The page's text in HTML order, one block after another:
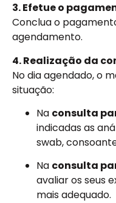
3. Efetue o
Conclua o
agendamento.
4. Realização da
No dia agendado, o
situação:
Na consulta
indicadas as
swab,
Na consulta
avaliar os seus
mais adequado.